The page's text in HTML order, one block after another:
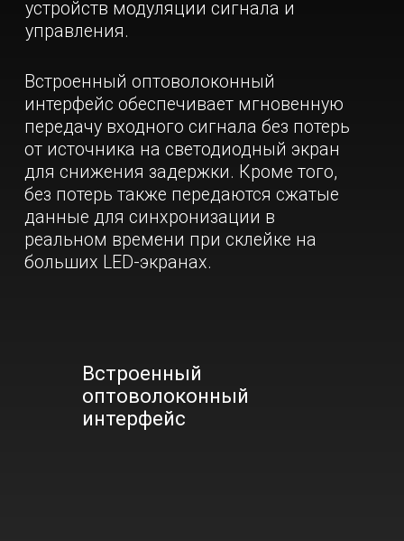
конструкция со сверхнизким напряжением
не содержит внутренних высоковольтных
модулей и создает полную изоляцию
предотвращать электрические помехи,
обеспечивает стабильную передачу
сигнала и устраняет шумы, возникающие
при перепадах напряжения.